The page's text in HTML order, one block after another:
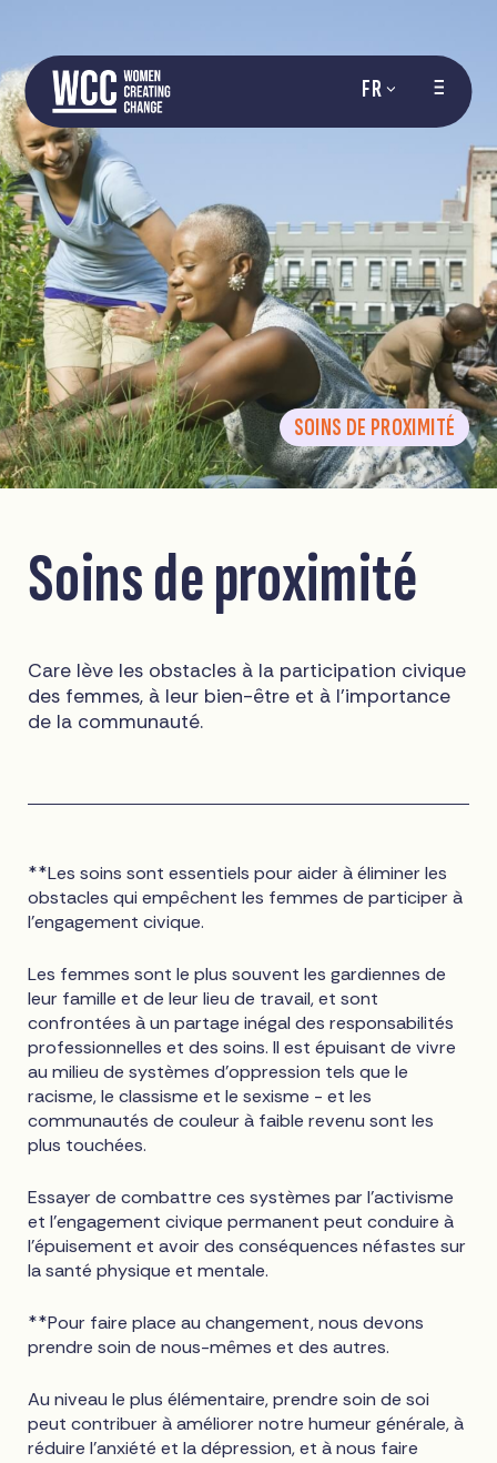
FR
SOINS DE PROXIMITÉ
Soins de proximité
Care lève les obstacles à la participation civique
des femmes, à leur bien-être et à l'importance
de la communauté.
**Les soins sont essentiels pour aider à éliminer les
obstacles qui empêchent les femmes de participer à
l'engagement civique.
Les femmes sont le plus souvent les gardiennes de
leur famille et de leur lieu de travail, et sont
confrontées à un partage inégal des responsabilités
professionnelles et des soins. Il est épuisant de vivre
au milieu de systèmes d'oppression tels que le
racisme, le classisme et le sexisme - et les
communautés de couleur à faible revenu sont les
plus touchées.
Essayer de combattre ces systèmes par l'activisme
et l'engagement civique permanent peut conduire à
l'épuisement et avoir des conséquences néfastes sur
la santé physique et mentale.
**Pour faire place au changement, nous devons
prendre soin de nous-mêmes et des autres.
Au niveau le plus élémentaire, prendre soin de soi
peut contribuer à améliorer notre humeur générale, à
réduire l'anxiété et la dépression, et à nous faire